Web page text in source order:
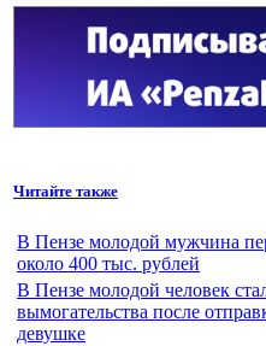
Читайте также
В Пензе молодой мужчина
около 400 тыс. рублей
В Пензе молодой человек
вымогательства после
девушке